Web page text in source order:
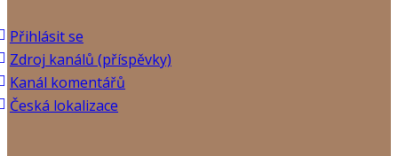
Přihlásit se
Zdroj kanálů (příspěvky)
Kanál komentářů
Česká lokalizace